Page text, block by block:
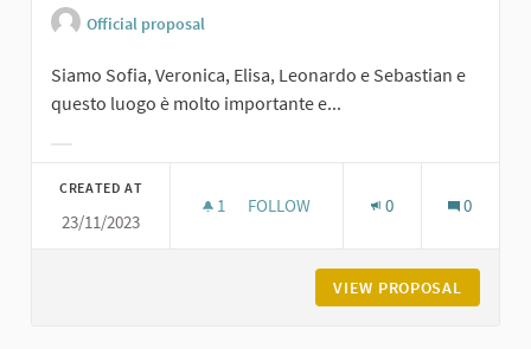
Official proposal
Siamo Sofia, Veronica, Elisa, Leonardo e Sebastian e
questo luogo è molto importante e...
CREATED AT
23/11/2023
1 1 FOLLOWER
FOLLOW 0 0
VIEW PROPOSAL